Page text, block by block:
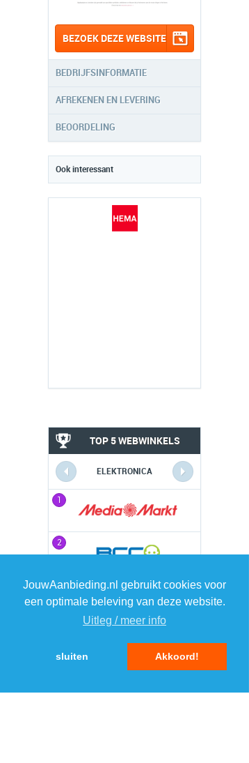
JouwAanbieding.nl gebruikt cookies voor
een optimale beleving van deze website.
Uitleg / meer info
sluiten Akkoord!
BEZOEK DEZE WEBSITE
BEDRIJFSINFORMATIE
AFREKENEN EN LEVERING
BEOORDELING
Ook interessant
TOP 5 WEBWINKELS
ELEKTRONICA
1
2
3 3
5